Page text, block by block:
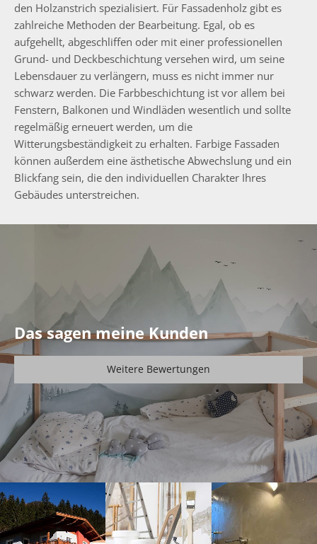
den Holzanstrich spezialisiert. Für Fassadenholz gibt es
zahlreiche Methoden der Bearbeitung. Egal, ob es
aufgehellt, abgeschliffen oder mit einer professionellen
Grund- und Deckbeschichtung versehen wird, um seine
Lebensdauer zu verlängern, muss es nicht immer nur
schwarz werden. Die Farbbeschichtung ist vor allem bei
Fenstern, Balkonen und Windläden wesentlich und sollte
regelmäßig erneuert werden, um die
Witterungsbeständigkeit zu erhalten. Farbige Fassaden
können außerdem eine ästhetische Abwechslung und ein
Blickfang sein, die den individuellen Charakter Ihres
Gebäudes unterstreichen.
Das sagen meine Kunden
Weitere Bewertungen